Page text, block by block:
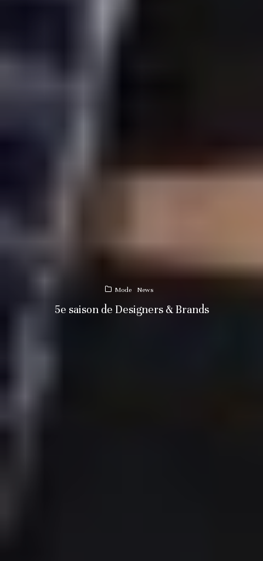
Mode News
5e saison de Designers & Brands